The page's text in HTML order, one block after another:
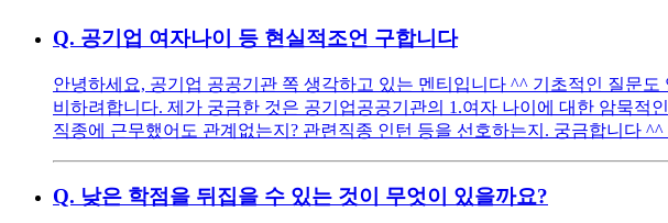
Q. 공기업 여자나이 등 현실적조언 구합니다
안녕하세요, 공기업 공공기관 쪽 생각하고 있는 멘티입니다 ^^ 기초적인 질문
비하려합니다. 제가 궁금한 것은 공기업공공기관의 1.여자 나이에 대한 암묵적
직종에 근무했어도 관계없는지? 관련직종 인턴 등을 선호하는지. 궁금합니다
Q. 낮은 학점을 뒤집을 수 있는 것이 무엇이 있을까요?